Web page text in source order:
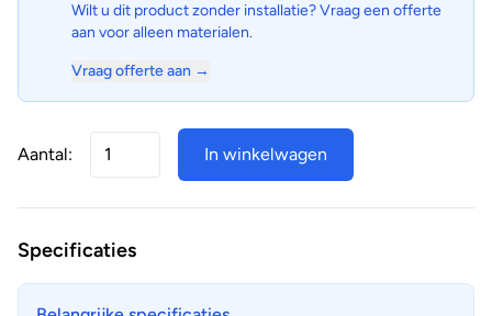
Wilt u dit product zonder installatie? Vraag een offerte
aan voor alleen materialen.
Vraag offerte aan →
Aantal: In winkelwagen
Specificaties